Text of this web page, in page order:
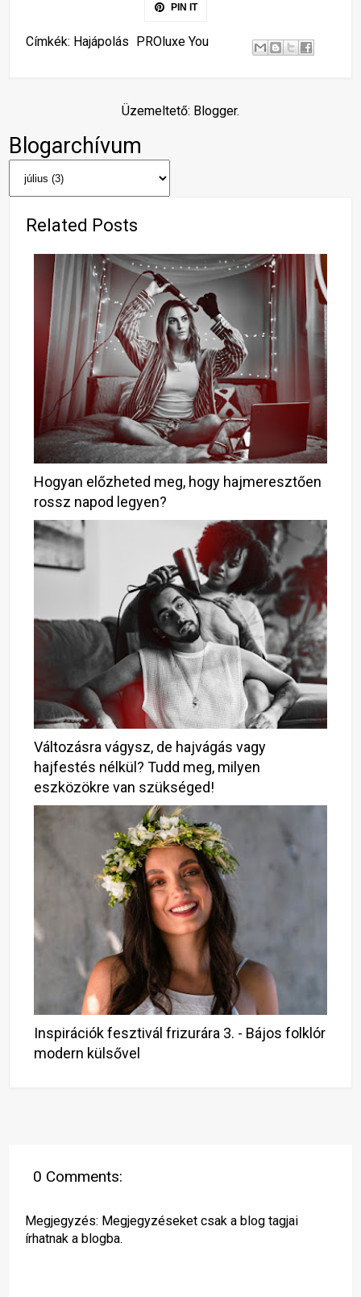
PIN IT
Címkék: Hajápolás PROluxe You
Üzemeltető: Blogger.
Blogarchívum
Related Posts
Hogyan előzheted meg, hogy hajmeresztően
rossz napod legyen?
Változásra vágysz, de hajvágás vagy
hajfestés nélkül? Tudd meg, milyen
eszközökre van szükséged!
Inspirációk fesztivál frizurára 3. - Bájos folklór
modern külsővel
0 Comments:
Megjegyzés: Megjegyzéseket csak a blog tagjai
írhatnak a blogba.